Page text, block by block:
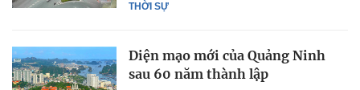
THỜI SỰ
Diện mạo mới của Quảng Ninh
sau 60 năm thành lập